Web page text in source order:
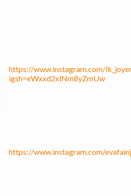
https://www.instagram.com/
igsh=eWxxd2xlNm8yZmUw
https://www.instagram.com/